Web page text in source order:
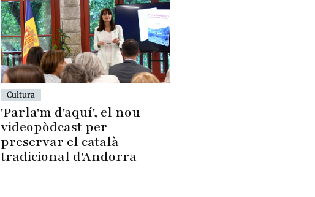
Cultura
'Parla'm d'aquí', el nou
videopòdcast per
preservar el català
tradicional d'Andorra